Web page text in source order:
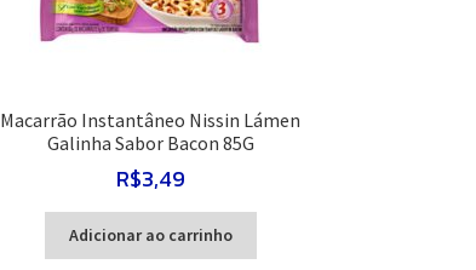
Macarrão Instantâneo Nissin Lámen
Galinha Sabor Bacon 85G
R$3,49
Adicionar ao carrinho